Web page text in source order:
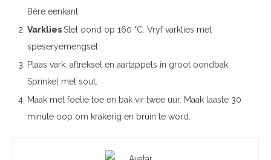
Bêre eenkant.
VarkliesStel oond op 160 °C. Vryf varklies met
speseryemengsel.
Plaas vark, aftreksel en aartappels in groot oondbak.
Sprinkel met sout.
Maak met foelie toe en bak vir twee uur. Maak laaste 30
minute oop om krakerig en bruin te word.